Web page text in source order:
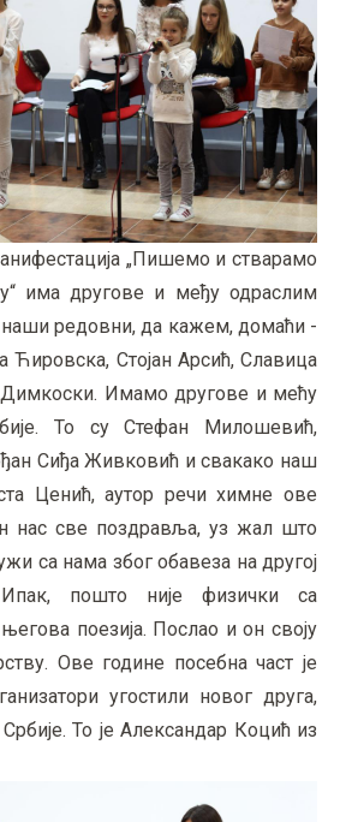
„Пишемо и стварамо
има другове и међу одраслим
наши редовни, да кажем, домаћи -
Ћировска, Стојан Арсић, Славица
Имамо другове и мећу
То су Стефан Милошевић,
Сиђа Живковић и свакако наш
Ценић, аутор речи химне ове
нас све поздравља, уз жал што
са нама због обавеза на другој
Ипак, пошто није физички са
поезија. Послао и он своју
Ове године посебна част је
угостили новог друга,
То је Александар Коцић из